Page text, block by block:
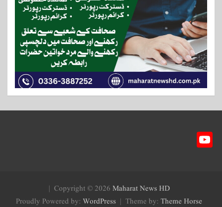
Copyright © 2026 Maharat News HD
Theme by: Theme Horse
Proudly Powered by: WordPress